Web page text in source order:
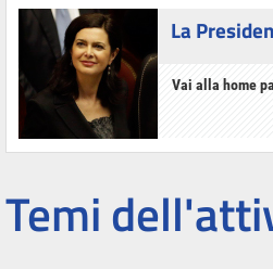
La
Vai alla home
Temi